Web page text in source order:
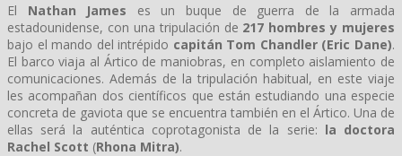
El Nathan James es un buque de guerra de la armada
estadounidense, con una tripulación de 217 hombres y mujeres
bajo el mando del intrépido capitán Tom Chandler (Eric Dane).
El barco viaja al Ártico de maniobras, en completo aislamiento de
comunicaciones. Además de la tripulación habitual, en este viaje
les acompañan dos científicos que están estudiando una especie
concreta de gaviota que se encuentra también en el Ártico. Una de
ellas será la auténtica coprotagonista de la serie: la doctora
Rachel Scott (Rhona Mitra).